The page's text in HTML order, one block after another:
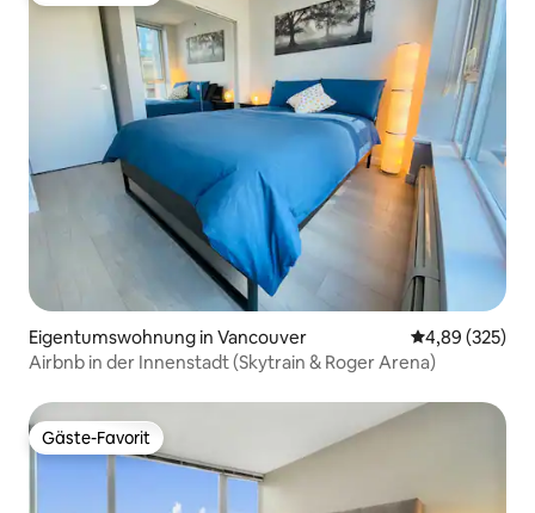
Eigentumswohnung in Vancouver
4,89 (325)
Airbnb in der Innenstadt (Skytrain & Roger Arena)
Gäste-Favorit
Gäste-Favorit